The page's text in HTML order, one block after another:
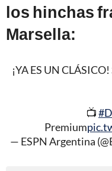
los hinchas
Marsella:
¡YA ES UN
📺
Premium
— ESPN Argentina